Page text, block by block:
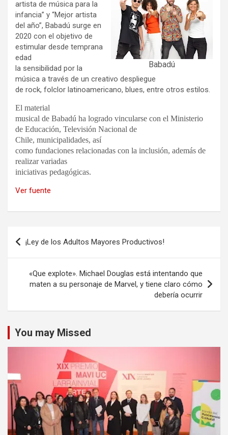
Babadú
artista de música para la
infancia” y “Mejor artista
del año”, Babadú surge en
2020 con el objetivo de
estimular desde temprana
edad
la sensibilidad por la
música a través de un creativo despliegue
de rock, folclor latinoamericano, blues, entre otros estilos.
El material
musical de Babadú ha logrado vincularse con el Ministerio
de Educación, Televisión Nacional de
Chile, municipalidades, así
como fundaciones relacionadas con la inclusión, además de
realizar variadas
iniciativas pedagógicas.
Ver fuente
Navegación
de
entradas
¡Ley de los Adultos Mayores Productivos!
«Que explote». Michael Douglas está intentando que
maten a su personaje de Marvel, y tiene claro cómo
debería ocurrir
You may Missed